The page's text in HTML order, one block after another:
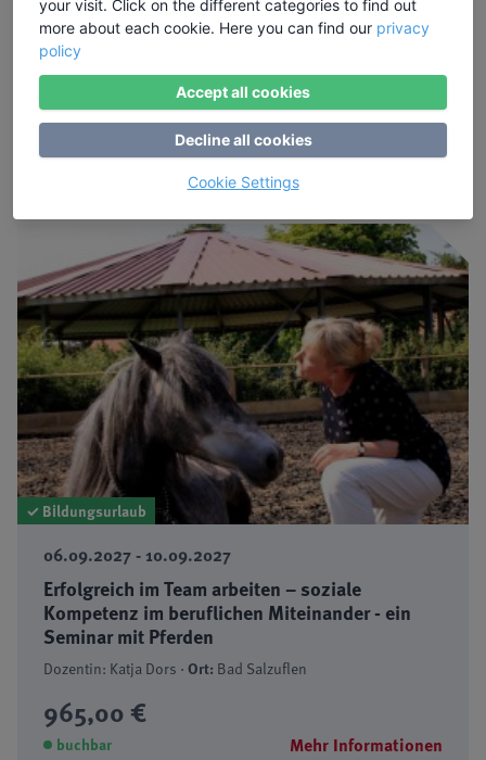
Klares, achtsames und authentisches
Miteinander im Beruf - ein Seminar mit Pferden
Dozentin: Katja Dors ·Ort:Bad Salzuflen
965,00 €
buchbar Mehr Informationen
✓ Bildungsurlaub
06.09.2027 - 10.09.2027
Erfolgreich im Team arbeiten – soziale
Kompetenz im beruflichen Miteinander - ein
Seminar mit Pferden
Dozentin: Katja Dors ·Ort: Bad Salzuflen
965,00 €
buchbar Mehr Informationen
your visit. Click on the different categories to find out
more about each cookie. Here you can find our privacy
policy
Accept all cookies
Decline all cookies
Cookie Settings